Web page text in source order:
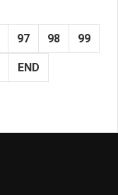
97 98 99
END